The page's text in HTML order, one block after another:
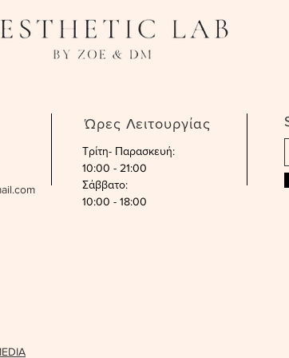
Ώρες Λειτουργίας
Τρίτη- Παρασκευή:
10:00 - 21:00
Σάββατο:
10:00 - 18:00